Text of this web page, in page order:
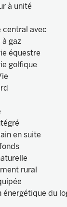
à unité
central avec
gaz
équestre
golfique
en suite
rural
énergétique du